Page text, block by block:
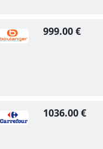
999.00 €
1036.00 €